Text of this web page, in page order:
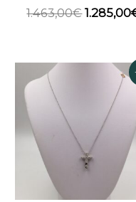
1.463,00€ 1.285,00
prezzo
originale
2.312,00€.
prezzo
attuale